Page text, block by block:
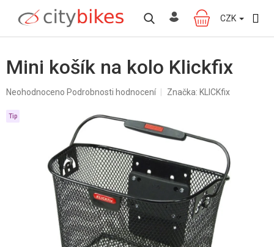
obsah
NÁKUPNÍ
KOŠÍK
CZK
Mini košík na kolo Klickfix
Průměrné
produktu
Neohodnoceno Podrobnosti hodnocení Značka: KLICKfix
Tip